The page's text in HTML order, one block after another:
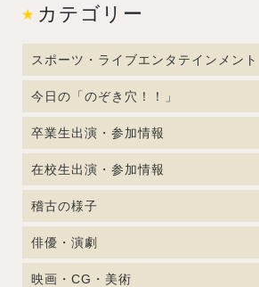
カテゴリー
スポーツ・ライブエンタテインメント
今日の「のぞき穴！！」
卒業生出演・参加情報
在校生出演・参加情報
稽古の様子
俳優・演劇
映画・CG・美術